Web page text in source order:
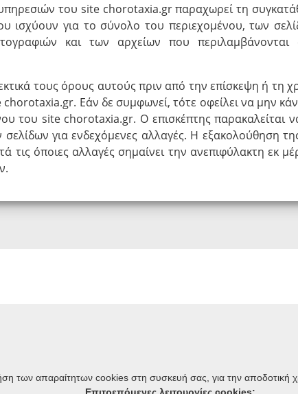
του site chorotaxia.gr παραχωρεί τη
ισχύουν για το σύνολο του περιεχομένου, των
και των αρχείων που
τους όρους αυτούς πριν από την επίσκεψη ή τη
Εάν δε συμφωνεί, τότε οφείλει να μην
του site chorotaxia.gr. Ο επισκέπτης παρακαλείται
για ενδεχόμενες αλλαγές. Η εξακολούθηση
τις όποιες αλλαγές σημαίνει την ανεπιφύλακτη εκ
Πολιτική απορρήτου / Προστασία Προσωπικών
των απαραίτητων cookies στη συσκευή σας, για την αποδοτική